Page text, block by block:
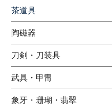
茶道具
陶磁器
刀剣・刀装具
武具・甲冑
象牙・珊瑚・翡翠